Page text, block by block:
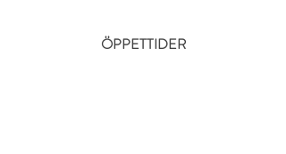
ÖPPETTIDER